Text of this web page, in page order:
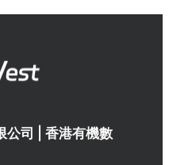
公司 | 香港有機數